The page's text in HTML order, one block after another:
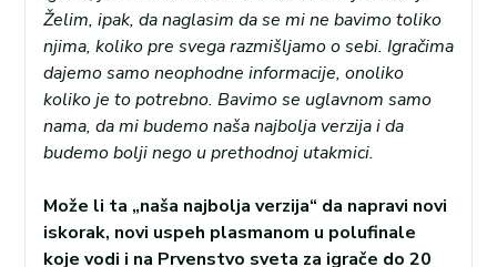
Želim, ipak, da naglasim da se mi ne bavimo toliko
njima, koliko pre svega razmišljamo o sebi. Igračima
dajemo samo neophodne informacije, onoliko
koliko je to potrebno. Bavimo se uglavnom samo
nama, da mi budemo naša najbolja verzija i da
budemo bolji nego u prethodnoj utakmici.
Može li ta „naša najbolja verzija“ da napravi novi
iskorak, novi uspeh plasmanom u polufinale
koje vodi i na Prvenstvo sveta za igrače do 20